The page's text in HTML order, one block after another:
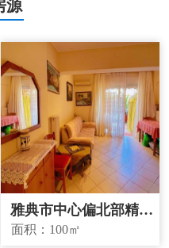
源
雅典市中心偏北部精品
投资房源
面积： 100㎡